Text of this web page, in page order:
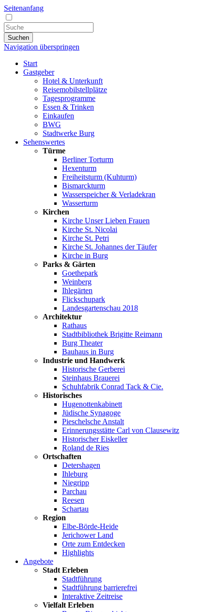
Seitenanfang
Suchen
Navigation überspringen
Start
Gastgeber
Hotel & Unterkunft
Reisemobilstellplätze
Tagesprogramme
Essen & Trinken
Einkaufen
BWG
Stadtwerke Burg
Sehenswertes
Türme
Berliner Torturm
Hexenturm
Freiheitsturm (Kuhturm)
Bismarckturm
Wasserspeicher & Verladekran
Wasserturm
Kirchen
Kirche Unser Lieben Frauen
Kirche St. Nicolai
Kirche St. Petri
Kirche St. Johannes der Täufer
Kirche in Burg
Parks & Gärten
Goethepark
Weinberg
Ihlegärten
Flickschupark
Landesgartenschau 2018
Architektur
Rathaus
Stadtbibliothek Brigitte Reimann
Burg Theater
Bauhaus in Burg
Industrie und Handwerk
Historische Gerberei
Steinhaus Brauerei
Schuhfabrik Conrad Tack & Cie.
Historisches
Hugenottenkabinett
Jüdische Synagoge
Pieschelsche Anstalt
Erinnerungsstätte Carl von Clausewitz
Historischer Eiskeller
Roland de Ries
Ortschaften
Detershagen
Ihleburg
Niegripp
Parchau
Reesen
Schartau
Region
Elbe-Börde-Heide
Jerichower Land
Orte zum Entdecken
Highlights
Angebote
Stadt Erleben
Stadtführung
Stadtführung barrierefrei
Interaktive Zeitreise
Vielfalt Erleben